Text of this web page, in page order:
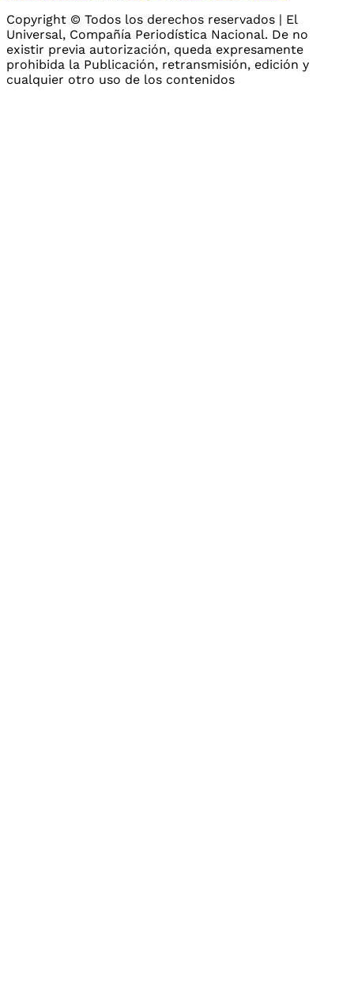
Copyright © Todos los derechos reservados | El
Universal, Compañía Periodística Nacional. De no
existir previa autorización, queda expresamente
prohibida la Publicación, retransmisión, edición y
cualquier otro uso de los contenidos